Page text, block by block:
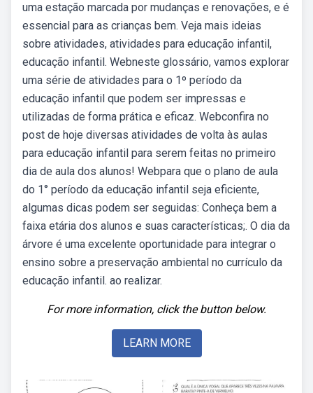
uma estação marcada por mudanças e renovações, e é
essencial para as crianças bem. Veja mais ideias
sobre atividades, atividades para educação infantil,
educação infantil. Webneste glossário, vamos explorar
uma série de atividades para o 1º período da
educação infantil que podem ser impressas e
utilizadas de forma prática e eficaz. Webconfira no
post de hoje diversas atividades de volta às aulas
para educação infantil para serem feitas no primeiro
dia de aula dos alunos! Webpara que o plano de aula
do 1° período da educação infantil seja eficiente,
algumas dicas podem ser seguidas: Conheça bem a
faixa etária dos alunos e suas características;. O dia da
árvore é uma excelente oportunidade para integrar o
ensino sobre a preservação ambiental no currículo da
educação infantil. ao realizar.
For more information, click the button below.
LEARN MORE